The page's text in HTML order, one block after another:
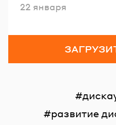
Опубликовано
22 января
развитие